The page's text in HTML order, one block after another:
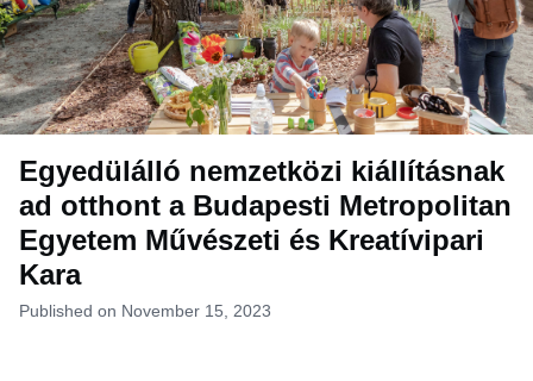
Egyedülálló nemzetközi kiállításnak
ad otthont a Budapesti Metropolitan
Egyetem Művészeti és Kreatívipari
Kara
Published on November 15, 2023